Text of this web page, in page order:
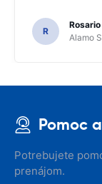
R
Alamo
Pomoc
Potrebujete
prenájom.